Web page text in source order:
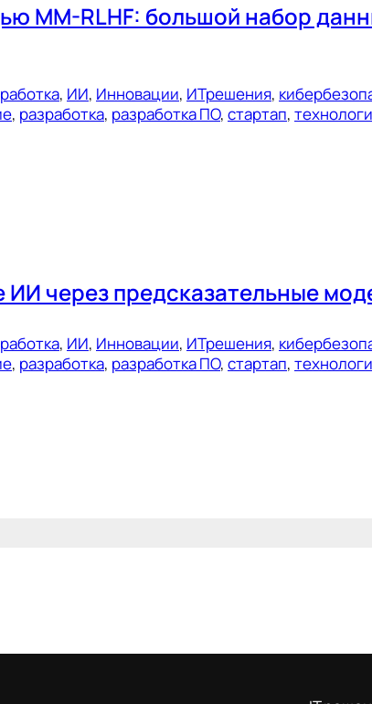
MM-RLHF: большой набор
, ИИ, Инновации, ИТрешения,
, разработка, разработка ПО, стартап,
через предсказательные
, ИИ, Инновации, ИТрешения,
, разработка, разработка ПО, стартап,